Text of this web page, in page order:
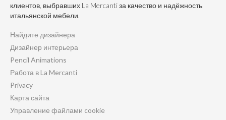
клиентов, выбравших La Mercanti за качество и надёжность
итальянской мебели.
Найдите дизайнера
Дизайнер интерьера
Pencil Animations
Работа в La Mercanti
Privacy
Карта сайта
Управление файлами cookie